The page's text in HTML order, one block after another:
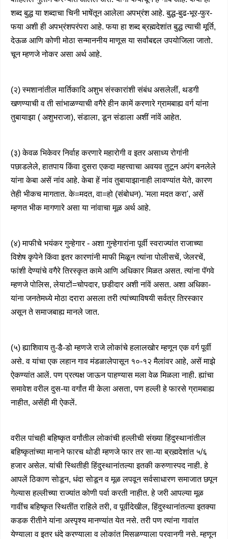
शब्द बुद्ध या शब्दाचा चिनी भाषेंतून आलेला अपभ्रंश आहे. बुद्ध-बुढ-भूर-फुर-
फया अशी ही अपभ्रंशपरंपरा आहे. फया हा शब्द ब्रह्मदेशांत बुद्ध त्याची मूर्ति,
देऊळ आणि कोणी मोठा सन्माननीय माणूस या सर्वांबद्दल उपयोजिला जातो.
चून म्हणजे नोकर असा अर्थ आहे.
(२) स्मशानांतील मार्तिकादि अशुभ संस्कारांशी संबंध असलेलीं, थडगी
खणण्याची व ती सांभाळण्याची वगैरे हीन कामें करणारे ग्रामबाह्य वर्ग यांना
तुबायाझा ( अशुभराजा), संडाला, डून संडाला अशीं नांवें आहेत.
(३) केवळ भिकेवर निर्वाह करणारे महारोगी व इतर असाध्य रोगांनी
पछाडलेले, हातपाय किंवा दुसरा एकदा महत्त्वाचा अवयव तुटून अपंग बनलेले
यांना केबा असें नांव आहे. केबा हें नांव तुबायाझानाही लावण्यांत येते, कारण
तेही भीकच मागतात. के=मदत, वा=हो (संबोधन). 'मला मदत करा', असें
म्हणत भीक मागणारे असा या नांवाचा मूळ अर्थ आहे.
(४) माफीचे भयंकर गुन्हेगार - अशा गुन्हेगारांना पूर्वी स्वराज्यांत राजाच्या
विशेष कृपेने किंवा इतर कारणांनी माफी मिळून त्यांना पोलीसचें, जेलरचें,
फांशी देण्यांचे वगैरे तिरस्कृत कामे आणि अधिकार मिळत असत. त्यांना पॅगवे
म्हणजे पोलिस, लेयाटों=चोपदार, छडीदार अशी नांवें असत. अशा अधिका-
यांना जनतेमध्ये मोठा दरारा असला तरी त्यांच्याविषयी सर्वत्र तिरस्कार
असून ते समाजबाह्य मानले जात.
(५) ह्याशिवाय तु-डै-डो म्हणजे राजे लोकांचे हलालखोर म्हणून एक वर्ग पूर्वी
असे. व यांचा एक लहान गाव मंडळालेपासून १०-१२ मैलांवर आहे, असें माझे
ऐकण्यांत आलें. पण प्रत्यक्ष जाऊन पाहण्यास मला वेळ मिळला नाही. ह्यांचा
समावेश वरील दुस-या वर्गांत मी केला असता, पण हल्ली हे फारसे ग्रामबाह्य
नाहीत, असेंही मी ऐकलें.
वरील पांचही बहिष्कृत वर्गांतील लोकांची हल्लीची संख्या हिंदुस्थानांतील
बहिष्कृतांच्या मानाने फारच थोडी म्हणजे फार तर सा-या ब्रह्मदेशांत ५/६
हजार असेल. यांची स्थितीही हिंदुस्थानांतल्या इतकी करुणास्पद नाही. हे
आपलें ठिकाण सोडून, धंदा सोडून व मूळ लपवून सर्वसाधारण समाजात छपून
गेल्यास हल्लीच्या राज्यांत कोणी पर्वा करती नाहीत. हे जरी आपल्या मूळ
गावींच बहिष्कृत स्थितींत राहिले तरी, व पूर्वीदेखील, हिंदुस्थानांतल्या इतक्या
कडक रीतीने यांना अस्पृश्य मानण्यांत येत नसे. तरी पण त्यांना गावांत
येण्याला व इतर धंदे करण्याला व लोकांत मिसळण्याला परवानगी नसे. म्हणून